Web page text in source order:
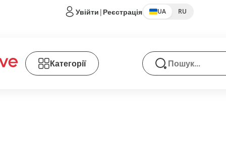
Увійти | Реєстрація UA RU
Категорії Пошук товарів